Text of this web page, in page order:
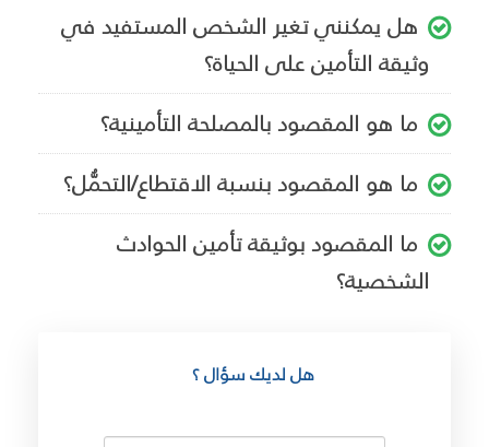
هل يمكنني تغير الشخص المستفيد في
وثيقة التأمين على الحياة؟
ما هو المقصود بالمصلحة التأمينية؟
ما هو المقصود بنسبة الاقتطاع/التحمُّل؟
ما المقصود بوثيقة تأمين الحوادث
الشخصية؟
هل لديك سؤال ؟